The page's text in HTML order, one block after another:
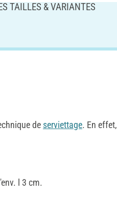
TAILLES & VARIANTES
de serviettage. En effet,
l 3 cm.